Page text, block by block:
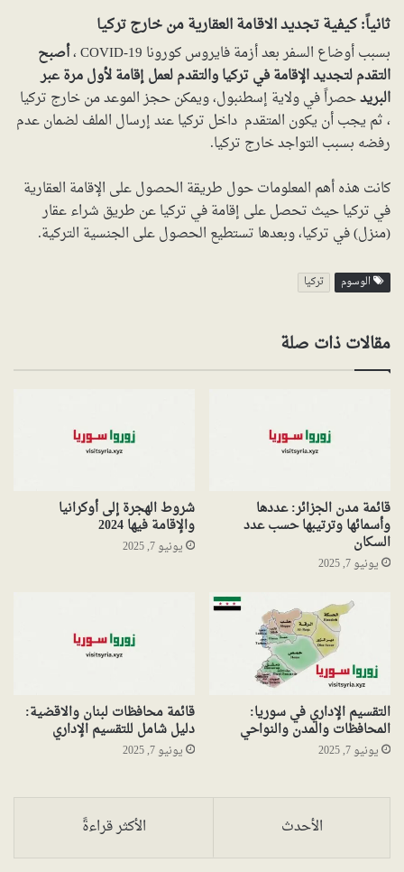
ثانياً: كيفية تجديد الاقامة العقارية من خارج تركيا
بسبب أوضاع السفر بعد أزمة فايروس كورونا COVID-19 ،
أصبح
التقدم لتجديد الإقامة في تركيا والتقدم لعمل إقامة لأول مرة عبر
البريدحصراً في ولاية إسطنبول، ويمكن حجز الموعد من خارج تركيا
، ثم يجب أن يكون المتقدم داخل تركيا عند إرسال الملف لضمان عدم
رفضه بسبب التواجد خارج تركيا.
كانت هذه أهم المعلومات حول طريقة الحصول على الإقامة العقارية
في تركيا حيث تحصل على إقامة في تركيا عن طريق شراء عقار
(منزل) في تركيا، وبعدها تستطيع الحصول على الجنسية التركية.
الوسوم تركيا
مقالات ذات صلة
قائمة مدن الجزائر: عددها
وأسمائها وترتيبها حسب عدد
السكان
يونيو 7, 2025
شروط الهجرة إلى أوكرانيا
والإقامة فيها 2024
يونيو 7, 2025
التقسيم الإداري في سوريا:
المحافظات والمدن والنواحي
يونيو 7, 2025
قائمة محافظات لبنان والاقضية:
دليل شامل للتقسيم الإداري
يونيو 7, 2025
الأحدث الأكثر قراءةً